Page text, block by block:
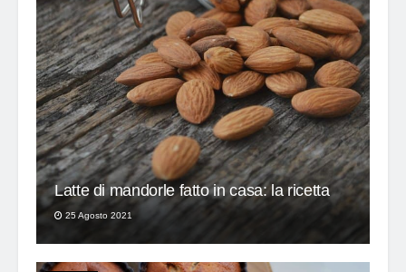
Latte di mandorle fatto in casa: la ricetta
25 Agosto 2021